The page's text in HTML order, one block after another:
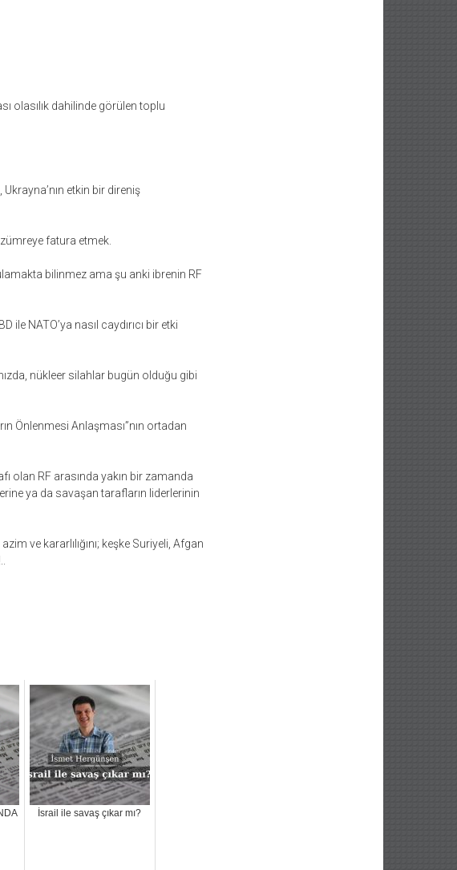
olasılık dahilinde görülen toplu
etkin bir direniş
fatura etmek.
bilinmez ama şu anki ibrenin RF
ile NATO’ya nasıl caydırıcı bir etki
nükleer silahlar bugün olduğu gibi
Önlenmesi Anlaşması”nın ortadan
olan RF arasında yakın bir zamanda
ya da savaşan tarafların liderlerinin
ve kararlılığını; keşke Suriyeli, Afgan
İsrail ile savaş çıkar mı?